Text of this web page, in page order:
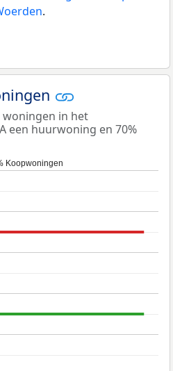
.
woningen in het
een huurwoning en 70%
Koopwoningen